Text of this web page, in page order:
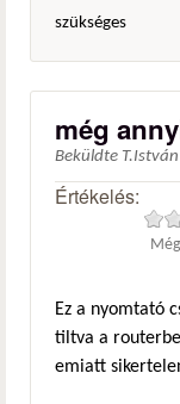
szükséges
még
Beküldte T.István
Értékelés:
Ez a nyomtató
tiltva a
emiatt